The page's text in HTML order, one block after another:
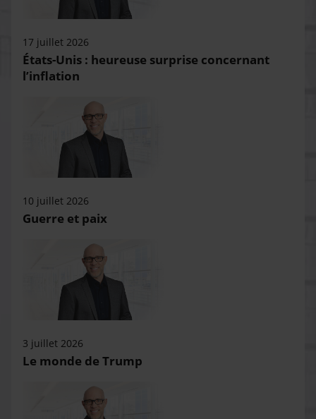
17 juillet 2026
États-Unis : heureuse surprise concernant
l’inflation
10 juillet 2026
Guerre et paix
3 juillet 2026
Le monde de Trump